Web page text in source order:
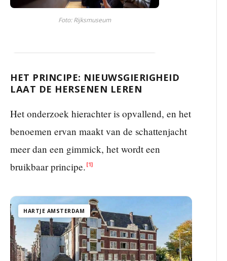
Foto: Rijksmuseum
HET PRINCIPE: NIEUWSGIERIGHEID
LAAT DE HERSENEN LEREN
Het onderzoek hierachter is opvallend, en het
benoemen ervan maakt van de schattenjacht
meer dan een gimmick, het wordt een
bruikbaar principe. [1]
HARTJE AMSTERDAM